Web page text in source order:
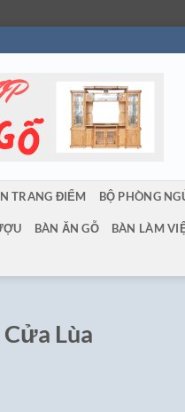
TRANG ĐIỂM BỘ PHÒNG
BÀN ĂN GỖ BÀN LÀM
Lùa